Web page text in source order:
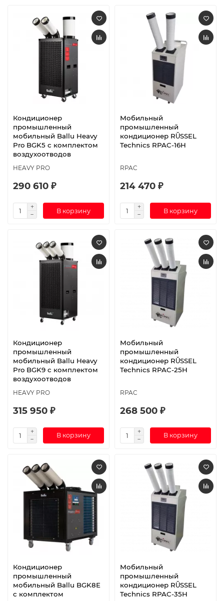
Кондиционер
промышленный
мобильный Ballu Heavy
Pro BGK5 с комплектом
воздухоотводов
HEAVY PRO
290 610 ₽
В корзину
Мобильный
промышленный
кондиционер RŬSSEL
Technics RPAC-16H
RPAC
214 470 ₽
В корзину
Кондиционер
промышленный
мобильный Ballu Heavy
Pro BGK9 с комплектом
воздухоотводов
HEAVY PRO
315 950 ₽
В корзину
Мобильный
промышленный
кондиционер RŬSSEL
Technics RPAC-25H
RPAC
268 500 ₽
В корзину
Кондиционер
промышленный
мобильный Ballu BGK8E
с комплектом
Мобильный
промышленный
кондиционер RŬSSEL
Technics RPAC-35H